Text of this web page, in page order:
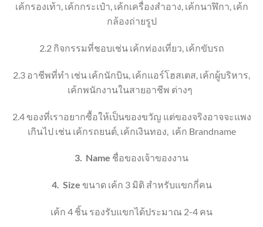
เค้กรองเท้า, เค้กกระเป๋า, เค้กเครื่องสำอาง,เค้กนาฬิกา, เค้ก
กล้องถ่ายรูป
2.2 กิจกรรมที่ชอบเช่น เค้กท่องเที่ยว, เค้กขับรถ
2.3 อาชีพที่ทำ เช่น เค้กนักบิน, เค้กแอร์โฮสเตส, เค้กผู้บริหาร,
เค้กพนักงานในสายอาชีพ ต่างๆ
2.4 ของที่เราอยากซื้อให้เป็นของขวัญ แต่ของจริงอาจจะแพง
เกินไป เช่น เค้กรถยนต์, เค้กเงินทอง เค้ก Brandname
3. Name ชื่อของเจ้าของงาน
4. Size ขนาด เค้ก 3 มิติสำหรับแขกกี่คน
เค้ก 4 ชิ้น รองรับแขกได้ประมาณ 2-4 คน